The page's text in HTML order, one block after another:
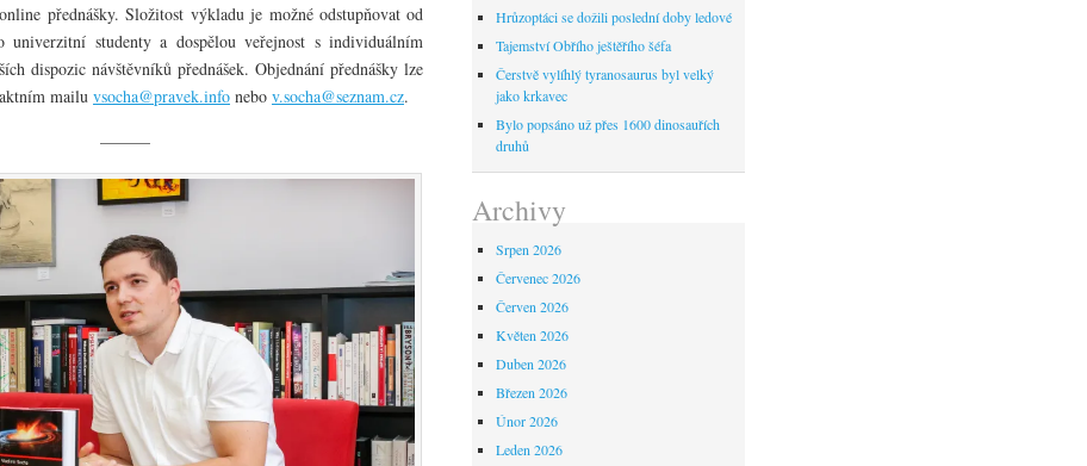
přednášky. Složitost výkladu je možné odstupňovat od
univerzitní studenty a dospělou veřejnost s individuálním
dispozic návštěvníků přednášek. Objednání přednášky lze
mailu vsocha@pravek.info nebo v.socha@seznam.cz.
———
Hrůzoptáci se dožili poslední doby ledové
Tajemství Obřího ještěřího šéfa
Čerstvě vylíhlý tyranosaurus byl velký
jako krkavec
Bylo popsáno už přes 1600 dinosauřích
druhů
Archivy
Srpen 2026
Červenec 2026
Červen 2026
Květen 2026
Duben 2026
Březen 2026
Únor 2026
Leden 2026